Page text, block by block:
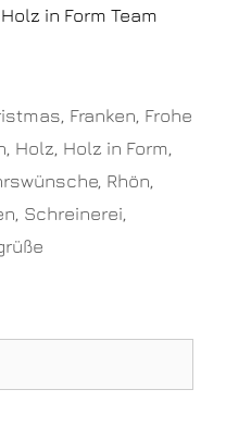
in Form Team
, Franken, Frohe
, Holz, Holz in Form,
, Rhön,
, Schreinerei,